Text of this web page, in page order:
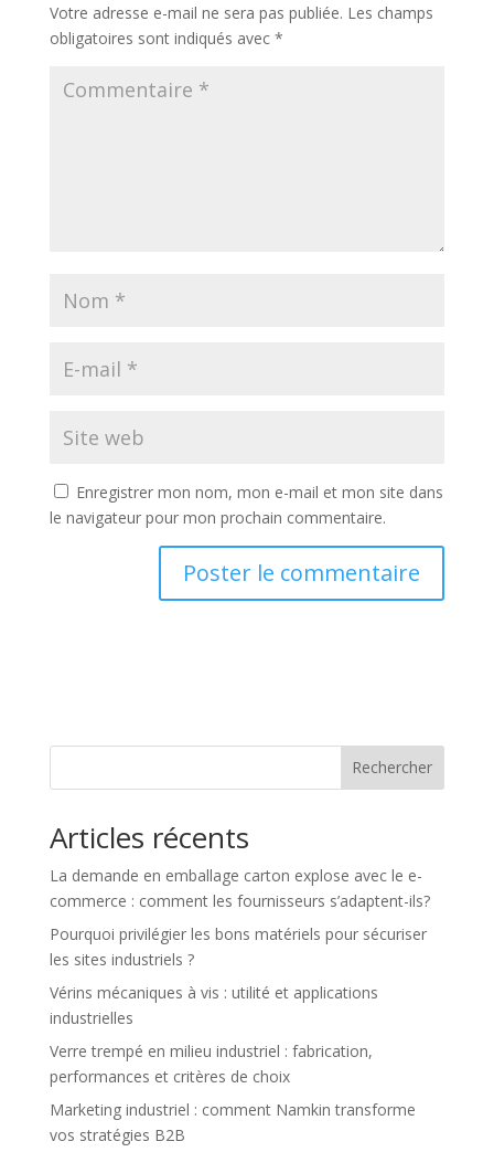
Votre adresse e-mail ne sera pas publiée. Les champs
obligatoires sont indiqués avec *
Enregistrer mon nom, mon e-mail et mon site dans
le navigateur pour mon prochain commentaire.
Rechercher
Articles récents
La demande en emballage carton explose avec le e-
commerce : comment les fournisseurs s’adaptent-ils?
Pourquoi privilégier les bons matériels pour sécuriser
les sites industriels ?
Vérins mécaniques à vis : utilité et applications
industrielles
Verre trempé en milieu industriel : fabrication,
performances et critères de choix
Marketing industriel : comment Namkin transforme
vos stratégies B2B